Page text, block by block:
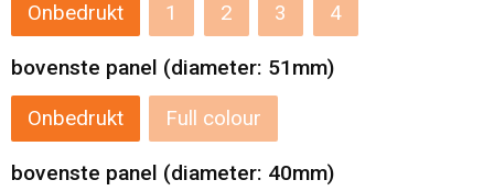
Fietstassen
Promotietassen
Onbedrukt 1 2 3 4
bovenste panel (diameter: 51mm)
Onbedrukt Full colour
bovenste panel (diameter: 40mm)